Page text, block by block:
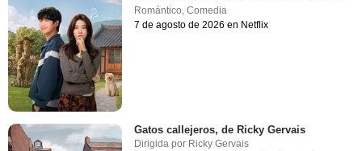
Romántico,Comedia
7 de agosto de 2026 en Netflix
Gatos callejeros, de Ricky Gervais
Dirigida por Ricky Gervais